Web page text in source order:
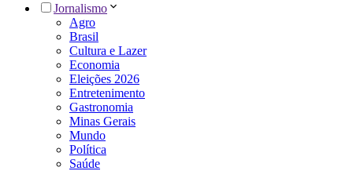
Jornalismo
Agro
Brasil
Cultura e Lazer
Economia
Eleições 2026
Entretenimento
Gastronomia
Minas Gerais
Mundo
Política
Saúde